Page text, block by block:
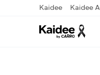
Kaidee Kaidee